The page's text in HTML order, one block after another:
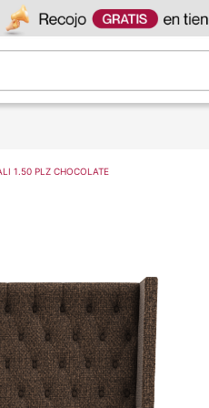
1.50 PLZ CHOCOLATE